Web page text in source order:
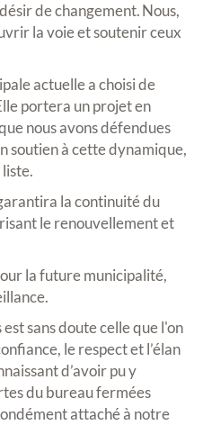
de changement. Nous,
la voie et soutenir ceux
actuelle a choisi de
portera un projet en
nous avons défendues
soutien à cette dynamique,
la continuité du
le renouvellement et
la future municipalité,
sans doute celle que l'on
le respect et l’élan
d’avoir pu y
du bureau fermées
attaché à notre